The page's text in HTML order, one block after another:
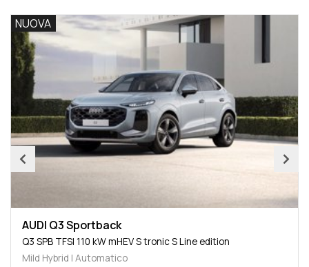
NUOVA
AUDI Q3 Sportback
Q3 SPB TFSI 110 kW mHEV S tronic S Line edition
Mild Hybrid | Automatico